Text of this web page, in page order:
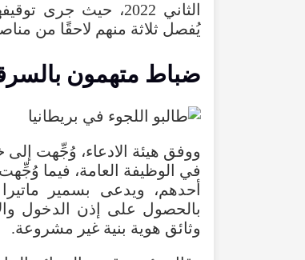
الثاني 2022، حيث
يُفصل ثلاثة منهم لاحقًا من
ضباط متهمون
ووفق هيئة الادعاء، وُجِّهت
في الوظيفة العامة، فيما
بالحصول على إذن الدخول
وثائق هوية بنية غير مشروعة.